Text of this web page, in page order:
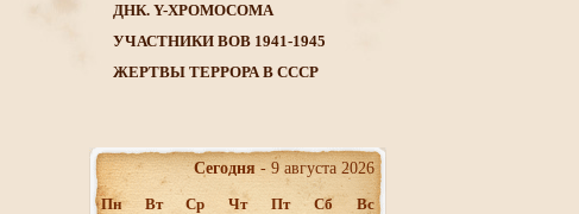
ДНК. Y-ХРОМОСОМА
УЧАСТНИКИ ВОВ 1941-1945
ЖЕРТВЫ ТЕРРОРА В СССР
Сегодня - 9 августа 2026
Пн
Вт Ср Чт Пт Сб
Вс